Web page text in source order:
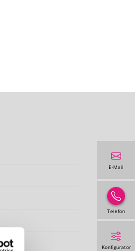
E-Mail
Telefon
Konfigurator